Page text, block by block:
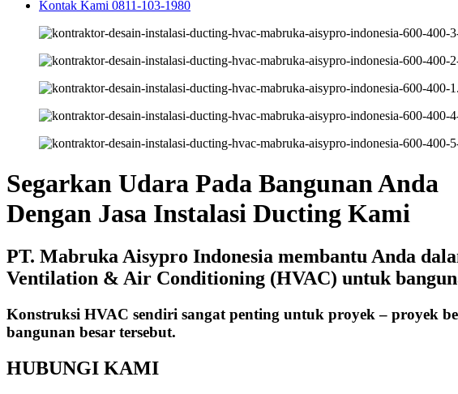
Kontak Kami 0811-103-1980
Segarkan Udara Pada Bangunan Anda
Dengan Jasa Instalasi Ducting Kami
PT. Mabruka Aisypro Indonesia membantu Anda
Ventilation & Air Conditioning (HVAC) untuk
Konstruksi HVAC sendiri sangat penting untuk proyek – proyek
bangunan besar tersebut.
HUBUNGI KAMI